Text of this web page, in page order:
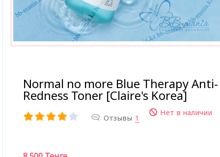
Normal no more Blue Therapy Anti-
Redness Toner [Claire's Korea]
Отзывы 1
Нет в наличии